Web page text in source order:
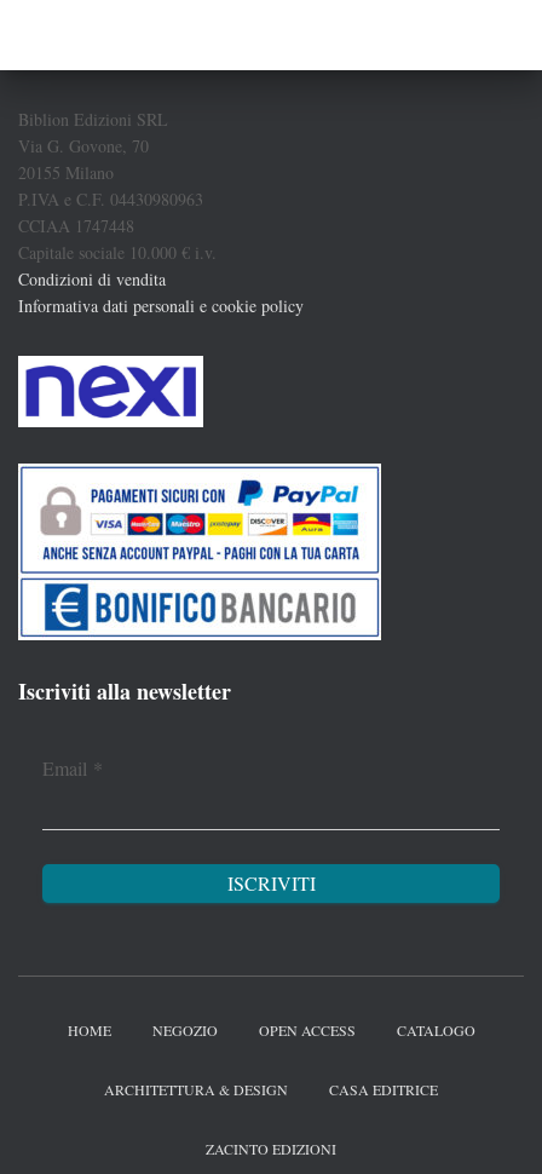
Biblion Edizioni SRL
Via G. Govone, 70
20155 Milano
P.IVA e C.F. 04430980963
CCIAA 1747448
Capitale sociale 10.000 € i.v.
Condizioni di vendita
Informativa dati personali e cookie policy
Iscriviti alla newsletter
Email *
HOME NEGOZIO OPEN ACCESS CATALOGO
ARCHITETTURA & DESIGN CASA EDITRICE
ZACINTO EDIZIONI